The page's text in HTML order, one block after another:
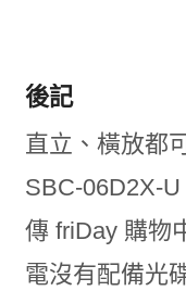
後記
直立、橫放都
SBC-06D2X-
傳 friDay 購物
電沒有配備光